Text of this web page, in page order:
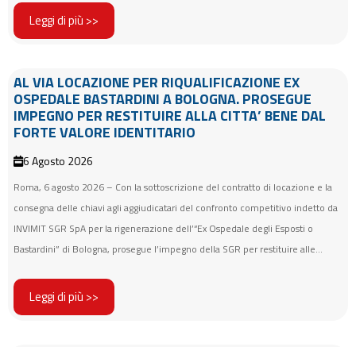
Leggi di più >>
AL VIA LOCAZIONE PER RIQUALIFICAZIONE EX
OSPEDALE BASTARDINI A BOLOGNA. PROSEGUE
IMPEGNO PER RESTITUIRE ALLA CITTA’ BENE DAL
FORTE VALORE IDENTITARIO
6 Agosto 2026
Roma, 6 agosto 2026 – Con la sottoscrizione del contratto di locazione e la
consegna delle chiavi agli aggiudicatari del confronto competitivo indetto da
INVIMIT SGR SpA per la rigenerazione dell’“Ex Ospedale degli Esposti o
Bastardini” di Bologna, prosegue l’impegno della SGR per restituire alle...
Leggi di più >>